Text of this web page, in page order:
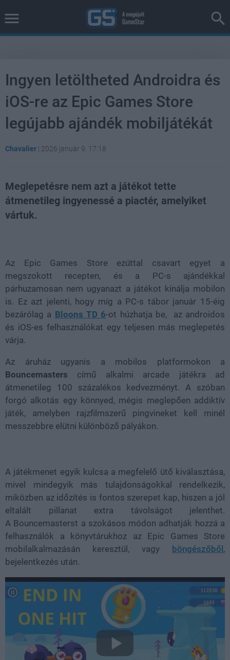
Ingyen letöltheted Androidra és
iOS-re az Epic Games Store
legújabb ajándék mobiljátékát
Chavalier | 2026 január 9. 17:18
Meglepetésre nem azt a játékot tette
átmenetileg ingyenessé a piactér, amelyiket
vártuk.
Az Epic Games Store ezúttal csavart egyet a
megszokott recepten, és a PC-s ajándékkal
párhuzamosan nem ugyanazt a játékot kínálja mobilon
is. Ez azt jelenti, hogy míg a PC-s tábor január 15-éig
bezárólag a Bloons TD 6-ot húzhatja be, az androidos
és iOS-es felhasználókat egy teljesen más meglepetés
várja.
Az áruház ugyanis a mobilos platformokon a
Bouncemasters című alkalmi arcade játékra ad
átmenetileg 100 százalékos kedvezményt. A szóban
forgó alkotás egy könnyed, mégis meglepően addiktív
játék, amelyben rajzfilmszerű pingvineket kell minél
messzebbre elütni különböző pályákon.
A játékmenet egyik kulcsa a megfelelő ütő kiválasztása,
mivel mindegyik más tulajdonságokkal rendelkezik,
miközben az időzítés is fontos szerepet kap, hiszen a jól
eltalált pillanat extra távolságot jelenthet.
A Bouncemasterst a szokásos módon adhatják hozzá a
felhasználók a könyvtárukhoz az Epic Games Store
mobilalkalmazásán keresztül, vagy
böngészőből ,
bejelentkezés után.